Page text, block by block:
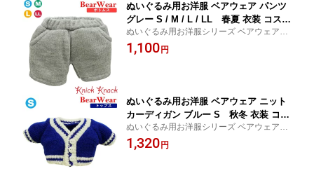
ぬいぐるみ用お洋服 ベアウェア パンツ
グレー S / M / L / LL 春夏 衣装 コスチ
ューム 着せ替え ぬい服 ぬい活 ぬい撮
り 春夏24 ボトムス
ぬいぐるみ用お洋服シリーズ ベアウェア 春
夏 ボトムス ぬい服
1,100 円
ぬいぐるみ用お洋服 ベアウェア ニット
カーディガン ブルー S 秋冬 衣装 コス
チューム 着せ替え ぬい服 ぬい活 ぬい
撮り 秋冬22 トップス
ぬいぐるみ用お洋服シリーズ ベアウェア 秋
冬 トップス 衣装 コスチューム 着せ替え ぬ
い服 ぬい活 ぬい撮り 推しぬい
1,320 円